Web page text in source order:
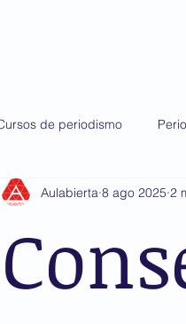
de periodismo
de Alba AMIS
Aulabierta 8 ago 2025 2